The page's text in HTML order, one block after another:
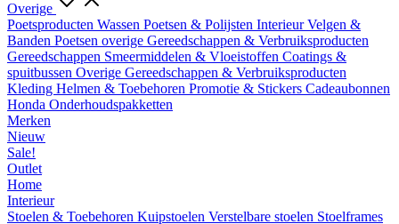
Overige
Poetsproducten Wassen Poetsen & Polijsten InterieurVelgen &
Banden Poetsen overige Gereedschappen & Verbruiksproducten
Gereedschappen Smeermiddelen & Vloeistoffen Coatings &
spuitbussen Overige Gereedschappen & Verbruiksproducten
Kleding Helmen & Toebehoren Promotie & Stickers Cadeaubonnen
Honda Onderhoudspakketten
Merken
Nieuw
Sale!
Outlet
Home
Interieur
Stoelen & Toebehoren Kuipstoelen Verstelbare stoelen Stoelframes